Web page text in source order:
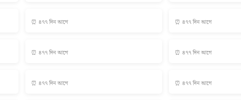
⏰ ৪৭৭ দিন আগে ⏰ ৪৭৭ দিন আগে
⏰ ৪৭৭ দিন আগে ⏰ ৪৭৭ দিন আগে
⏰ ৪৭৭ দিন আগে ⏰ ৪৭৭ দিন আগে